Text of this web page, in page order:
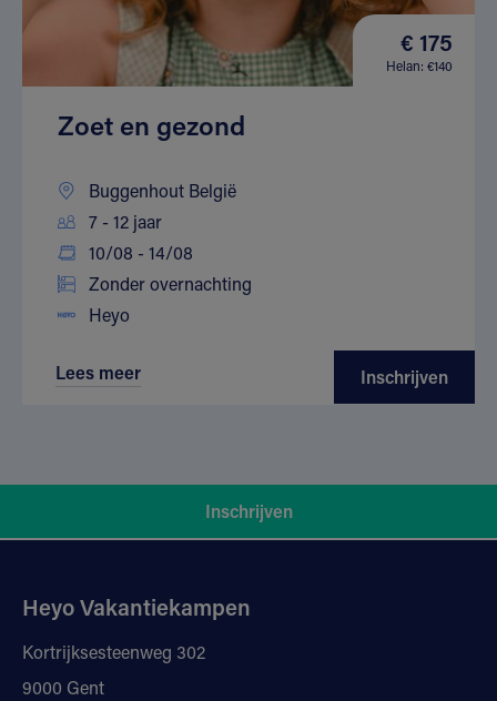
€ 175
Helan: €140
Zoet en gezond
Buggenhout België
7 - 12 jaar
10/08 - 14/08
Zonder overnachting
Heyo
Lees meer Inschrijven
Inschrijven
Heyo Vakantiekampen
Kortrijksesteenweg 302
9000 Gent